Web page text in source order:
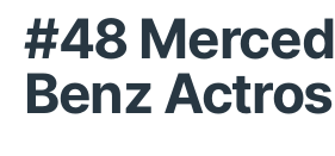
#48
Benz